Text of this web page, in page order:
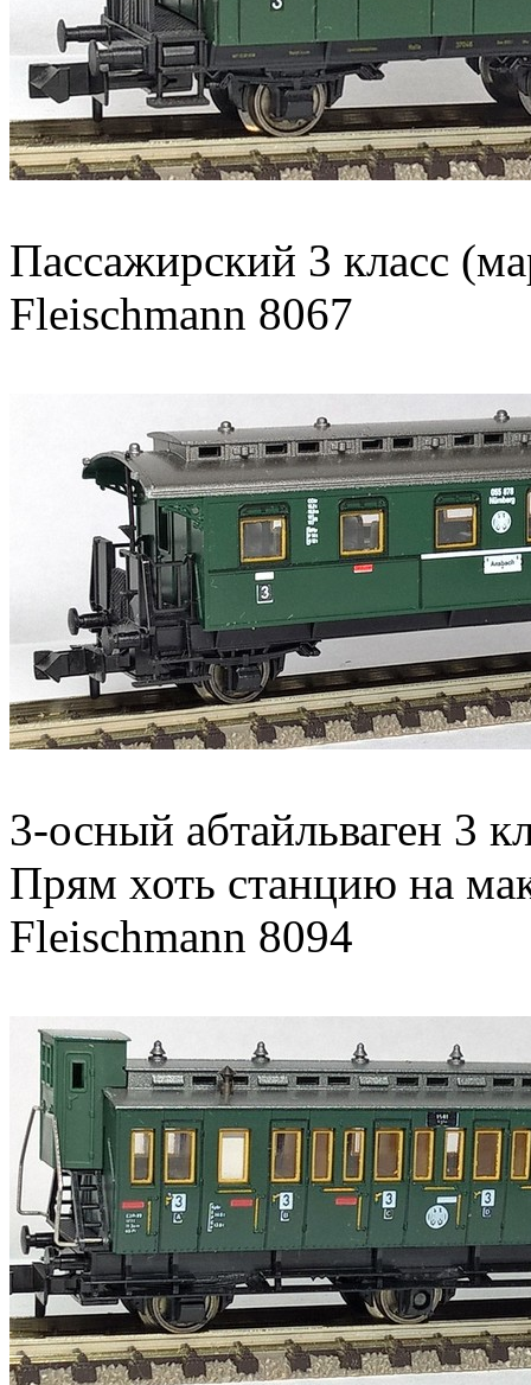
Пассажирский 3 класс
Fleischmann 8067
3-осный абтайльваген 3
Прям хоть станцию на
Fleischmann 8094